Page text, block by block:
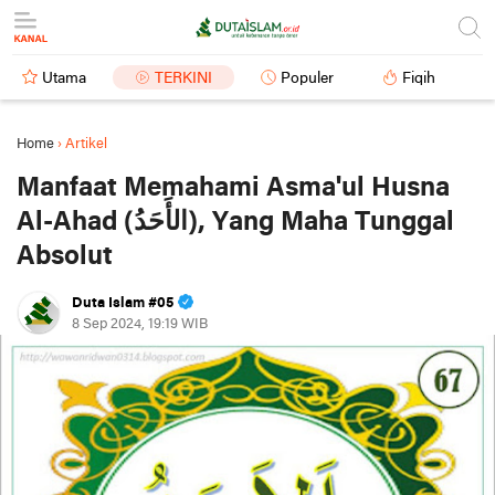
Utama TERKINI Populer Fiqih
Home › Artikel
Manfaat Memahami Asma'ul Husna
Al-Ahad (الأَحَدُ), Yang Maha Tunggal
Absolut
Duta Islam #05
8 Sep 2024, 19:19 WIB